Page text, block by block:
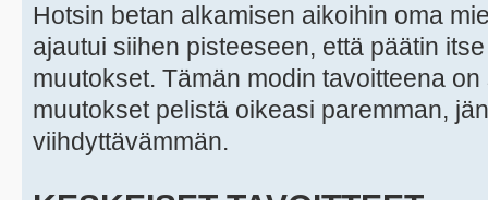
Hotsin betan alkamisen aikoihin oma
ajautui siihen pisteeseen, että päätin
muutokset. Tämän modin tavoitteena
muutokset pelistä oikeasi paremman,
viihdyttävämmän.